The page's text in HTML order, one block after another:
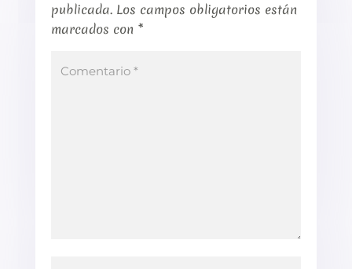
publicada. Los campos obligatorios están
marcados con *